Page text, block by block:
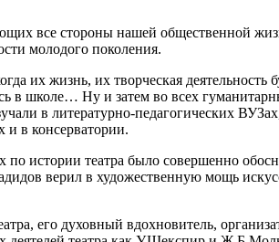
все стороны нашей общественной
молодого поколения.
их жизнь, их творческая
в школе… Ну и затем во всех
в литературно-педагогических
и в консерватории.
по истории театра было совершенно
верил в художественную мощь
его духовный вдохновитель,